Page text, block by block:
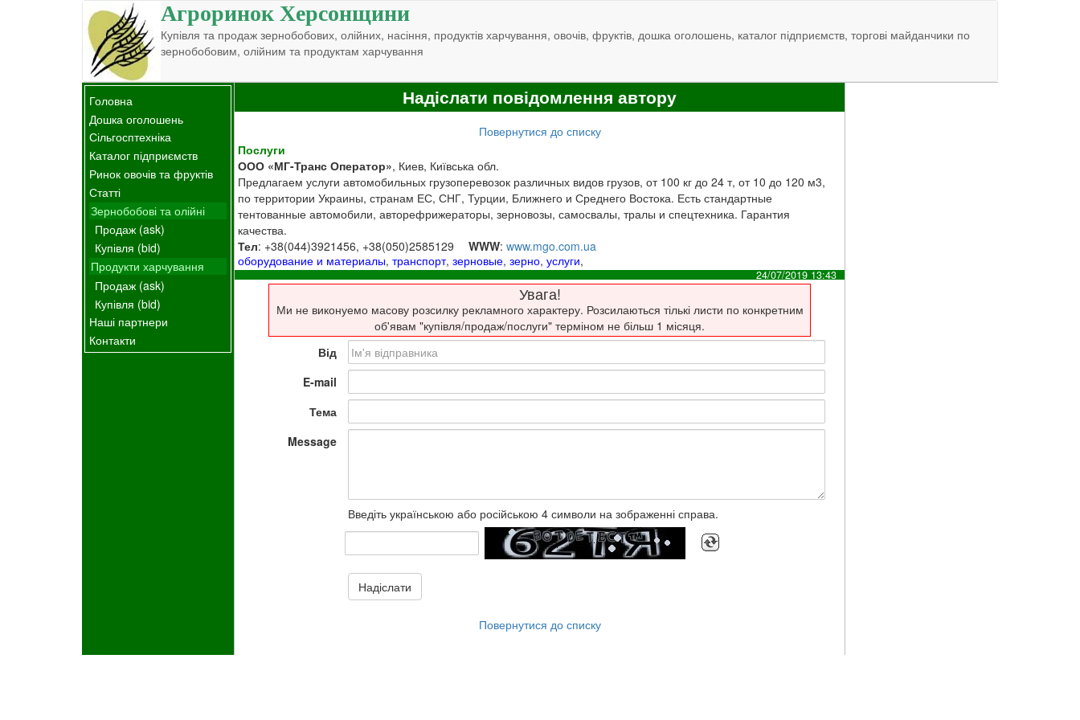
Агроринок Херсонщини
Купівля та продаж зернобобових, олійних, насіння, продуктів харчування, овочів, фруктів, дошка оголошень, каталог підприємств, торгові майданчики по
зернобобовим, олійним та продуктам харчування
Головна
Дошка оголошень
Сільгосптехніка
Каталог підприємств
Ринок овочів та фруктів
Статті
Зернобобові та олійні
Продаж (ask)
Купівля (bid)
Продукти харчування
Продаж (ask)
Купівля (bid)
Наші партнери
Контакти
Надіслати повідомлення автору
Повернутися до списку
Послуги
ООО «МГ-Транс Оператор», Киев, Київська обл.
Предлагаем услуги автомобильных грузоперевозок различных видов грузов, от 100 кг до 24 т, от 10 до 120 м3,
по территории Украины, странам ЕС, СНГ, Турции, Ближнего и Среднего Востока. Есть стандартные
тентованные автомобили, авторефрижераторы, зерновозы, самосвалы, тралы и спецтехника. Гарантия
качества.
Тел: +38(044)3921456, +38(050)2585129 WWW:www.mgo.com.ua
оборудование и материалы,транспорт,зерновые,зерно,услуги,
24/07/2019 13:43
Увага!
Ми не виконуемо масову розсилку рекламного характеру. Розсилаються тількі листи по конкретним
об'явам "купівля/продаж/послуги" терміном не більш 1 місяця.
Від
E-mail
Тема
Message
Введіть українською або російською 4 символи на зображенні справа.
Надіслати
Повернутися до списку